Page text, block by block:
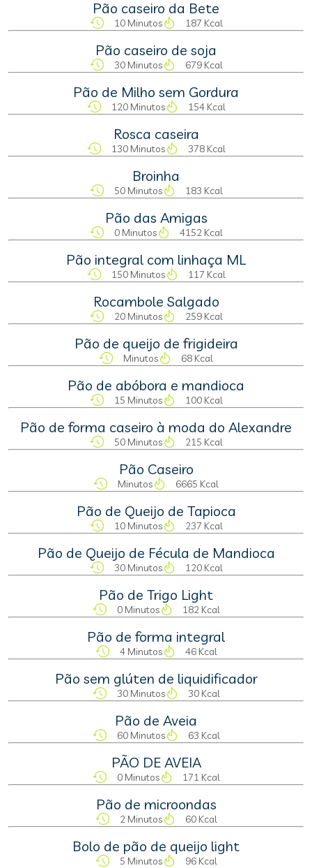
Pão caseiro da Bete
10 Minutos 187 Kcal
Pão caseiro de soja
30 Minutos 679 Kcal
Pão de Milho sem Gordura
120 Minutos 154 Kcal
Rosca caseira
130 Minutos 378 Kcal
Broinha
50 Minutos 183 Kcal
Pão das Amigas
0 Minutos 4152 Kcal
Pão integral com linhaça ML
150 Minutos 117 Kcal
Rocambole Salgado
20 Minutos 259 Kcal
Pão de queijo de frigideira
Minutos 68 Kcal
Pão de abóbora e mandioca
15 Minutos 100 Kcal
Pão de forma caseiro à moda do Alexandre
50 Minutos 215 Kcal
Pão Caseiro
Minutos 6665 Kcal
Pão de Queijo de Tapioca
10 Minutos 237 Kcal
Pão de Queijo de Fécula de Mandioca
30 Minutos 120 Kcal
Pão de Trigo Light
0 Minutos 182 Kcal
Pão de forma integral
4 Minutos 46 Kcal
Pão sem glúten de liquidificador
30 Minutos 30 Kcal
Pão de Aveia
60 Minutos 63 Kcal
PÃO DE AVEIA
0 Minutos 171 Kcal
Pão de microondas
2 Minutos 60 Kcal
Bolo de pão de queijo light
5 Minutos 96 Kcal